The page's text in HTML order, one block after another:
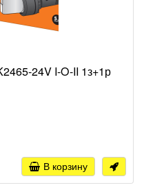
24V I-O-II 1з+1р
В корзину